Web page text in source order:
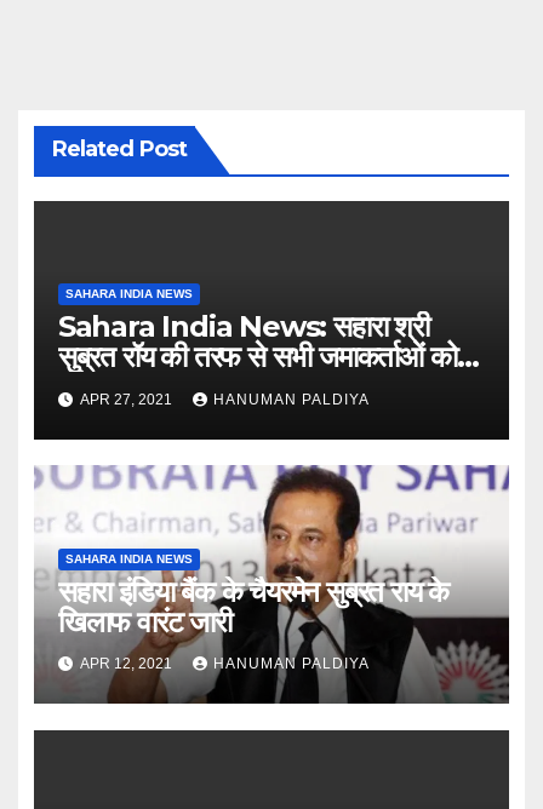
Related Post
SAHARA INDIA NEWS
Sahara India News: सहारा श्री
सुब्रत रॉय की तरफ से सभी जमाकर्ताओं को
संदेश
APR 27, 2021 HANUMAN PALDIYA
SAHARA INDIA NEWS
सहारा इंडिया बैंक के चैयरमेन सुब्रत राय के
खिलाफ वारंट जारी
APR 12, 2021 HANUMAN PALDIYA